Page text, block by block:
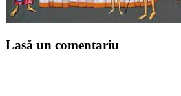
Lasă un comentariu